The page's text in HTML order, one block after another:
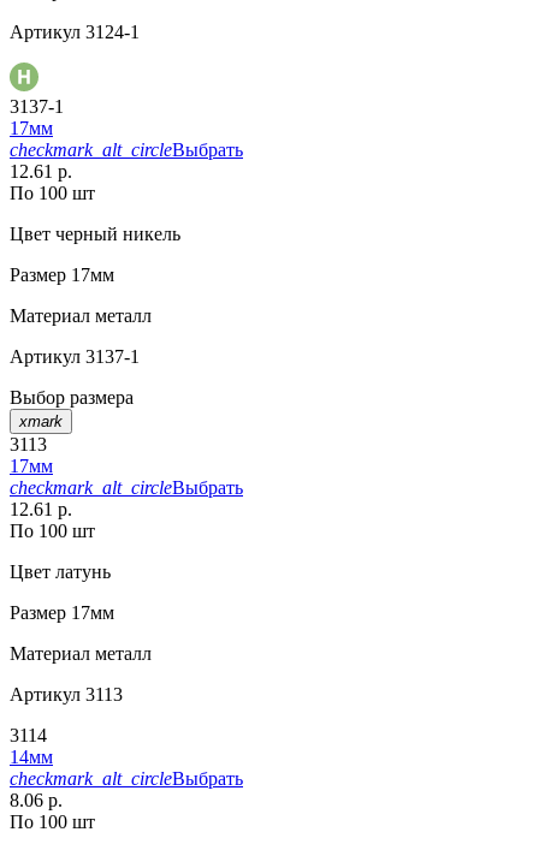
Артикул 3124-1
3137-1
17мм
checkmark_alt_circleВыбрать
12.61 р.
По 100 шт
Цвет черный никель
Размер 17мм
Материал металл
Артикул 3137-1
Выбор размера
xmark
3113
17мм
checkmark_alt_circleВыбрать
12.61 р.
По 100 шт
Цвет латунь
Размер 17мм
Материал металл
Артикул 3113
3114
14мм
checkmark_alt_circleВыбрать
8.06 р.
По 100 шт